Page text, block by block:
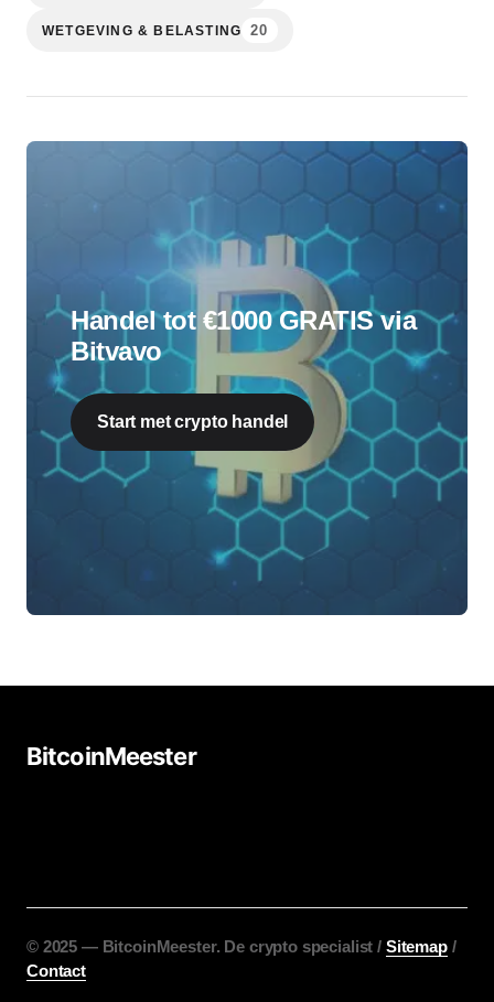
WETGEVING & BELASTING 20
Handel tot €1000 GRATIS via
Bitvavo
Start met crypto handel
BitcoinMeester
©️ 2025 — BitcoinMeester. De crypto specialist / Sitemap/
Contact